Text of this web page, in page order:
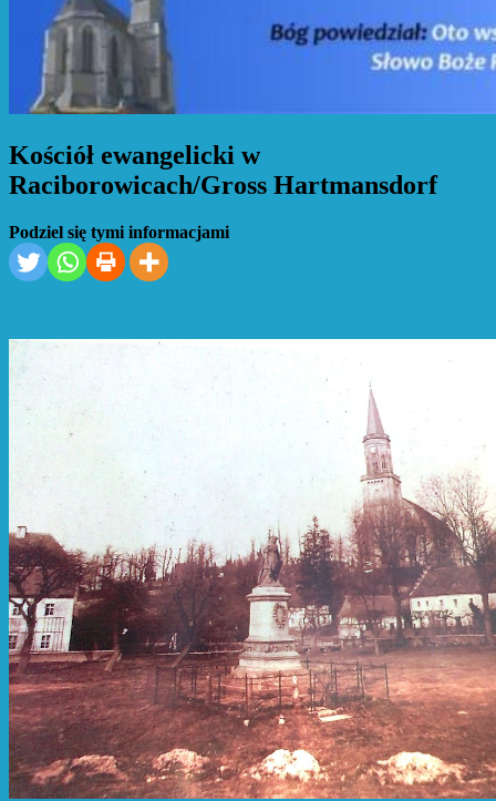
Kościół ewangelicki w
Raciborowicach/Gross Hartmansdorf
Podziel się tymi informacjami